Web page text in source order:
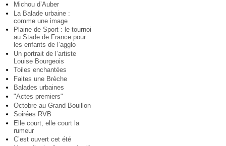
Michou d’Auber
La Balade urbaine :
comme une image
Plaine de Sport : le tournoi
au Stade de France pour
les enfants de l’agglo
Un portrait de l’artiste
Louise Bourgeois
Toiles enchantées
Faites une Brèche
Balades urbaines
"Actes premiers"
Octobre au Grand Bouillon
Soirées RVB
Elle court, elle court la
rumeur
C’est ouvert cet été